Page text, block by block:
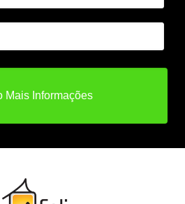
Mais Informações